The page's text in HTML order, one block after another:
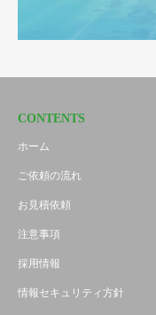
CONTENTS
ホーム
ご依頼の流れ
お見積依頼
注意事項
採用情報
情報セキュリティ方針